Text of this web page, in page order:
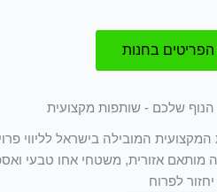
הפריטים בחנות
שלכם - שותפות מקצועית
המובילה בישראל לליווי
מותאם אזורית, משטחי אחו טבעי
לפרוח